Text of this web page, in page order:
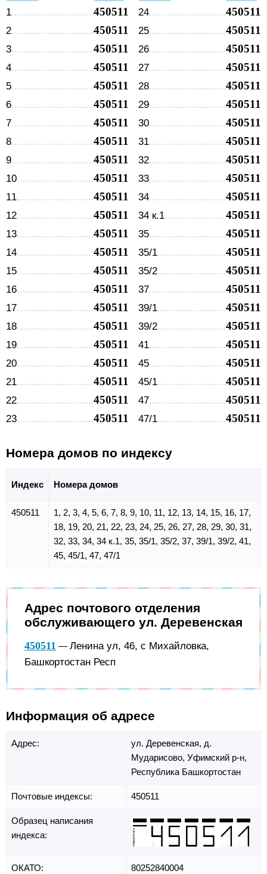
1 450511
2 450511
3 450511
4 450511
5 450511
6 450511
7 450511
8 450511
9 450511
10 450511
11 450511
12 450511
13 450511
14 450511
15 450511
16 450511
17 450511
18 450511
19 450511
20 450511
21 450511
22 450511
23 450511
24 450511
25 450511
26 450511
27 450511
28 450511
29 450511
30 450511
31 450511
32 450511
33 450511
34 450511
34 к.1 450511
35 450511
35/1 450511
35/2 450511
37 450511
39/1 450511
39/2 450511
41 450511
45 450511
45/1 450511
47 450511
47/1 450511
Номера домов по индексу
Индекс Номера домов
450511
1, 2, 3, 4, 5, 6, 7, 8, 9, 10, 11, 12, 13, 14, 15, 16, 17,
18, 19, 20, 21, 22, 23, 24, 25, 26, 27, 28, 29, 30, 31,
32, 33, 34, 34 к.1, 35, 35/1, 35/2, 37, 39/1, 39/2, 41,
45, 45/1, 47, 47/1
Адрес почтового отделения
обслуживающего ул. Деревенская
450511 — Ленина ул, 46, с Михайловка,
Башкортостан Респ
Информация об адресе
Адрес: ул. Деревенская, д.
Мударисово, Уфимский р-н,
Республика Башкортостан
Почтовые индексы: 450511
Образец написания
индекса:
ОКАТО: 80252840004